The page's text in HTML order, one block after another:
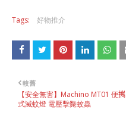
Tags: 好物推介
較舊
【安全無害】Machino MT01 便𢹂
式滅蚊燈 電壓擊斃蚊蟲